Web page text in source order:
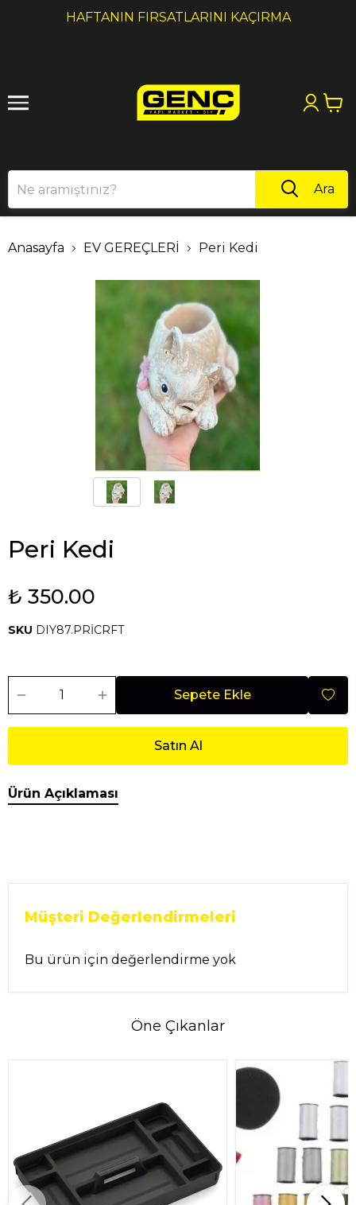
HAFTANIN FIRSATLARINI KAÇIRMA
1 2
Ara
Anasayfa EV GEREÇLERİ Peri Kedi
Peri Kedi
₺ 350.00
SKU DIY87.PRİCRFT
Sepete Ekle
Satın Al
Ürün Açıklaması
Müşteri Değerlendirmeleri
Bu ürün için değerlendirme yok
Öne Çıkanlar